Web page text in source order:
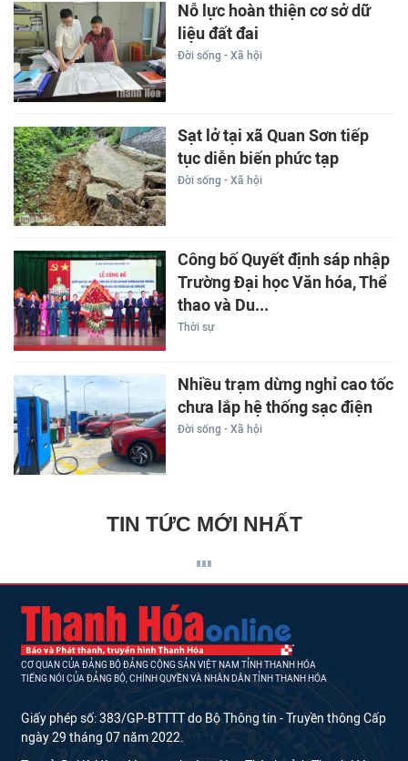
Nỗ lực hoàn thiện cơ sở dữ
liệu đất đai
Đời sống - Xã hội
Sạt lở tại xã Quan Sơn tiếp
tục diễn biến phức tạp
Đời sống - Xã hội
Công bố Quyết định sáp nhập
Trường Đại học Văn hóa, Thể
thao và Du...
Thời sự
Nhiều trạm dừng nghỉ cao tốc
chưa lắp hệ thống sạc điện
Đời sống - Xã hội
TIN TỨC MỚI NHẤT
CƠ QUAN CỦA ĐẢNG BỘ ĐẢNG CỘNG SẢN VIỆT NAM TỈNH THANH HÓA
TIẾNG NÓI CỦA ĐẢNG BỘ, CHÍNH QUYỀN VÀ NHÂN DÂN TỈNH THANH HÓA
Giấy phép số: 383/GP-BTTTT do Bộ Thông tin - Truyền thông Cấp
ngày 29 tháng 07 năm 2022.